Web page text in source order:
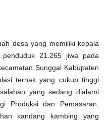
desa yang memiliki kepala
21.265 jiwa pada
Sunggal Kabupaten
ternak yang cukup tinggi
yang sedang dialami
Produksi dan Pemasaran,
kandang kambing yang